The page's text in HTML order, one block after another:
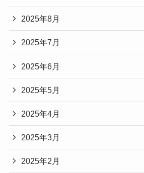
2025年8月
2025年7月
2025年6月
2025年5月
2025年4月
2025年3月
2025年2月